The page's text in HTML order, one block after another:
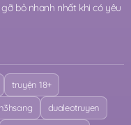
bỏ nhanh nhất khi có yêu
truyện 18+
dualeotruyen